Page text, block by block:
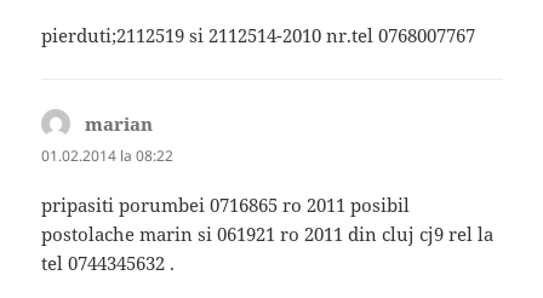
pierduti;2112519 si 2112514-2010 nr.tel 0768007767
marian
01.02.2014 la 08:22
pripasiti porumbei 0716865 ro 2011 posibil
postolache marin si 061921 ro 2011 din cluj cj9 rel la
tel 0744345632 .